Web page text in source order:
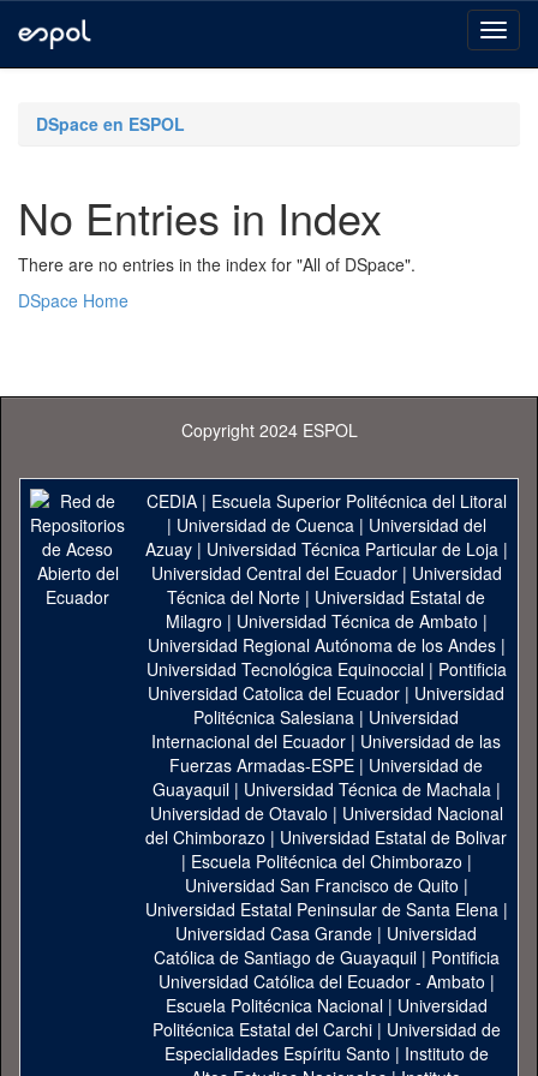
navigationDSpace en ESPOL
No Entries in Index
There are no entries in the index for "All of DSpace".
DSpace Home
Copyright 2024 ESPOL
CEDIA| Escuela Superior Politécnica del Litoral
| Universidad de Cuenca| Universidad del
Azuay| Universidad Técnica Particular de Loja|
Universidad Central del Ecuador| Universidad
Técnica del Norte | Universidad Estatal de
Milagro | Universidad Técnica de Ambato |
Universidad Regional Autónoma de los Andes|
Universidad Tecnológica Equinoccial| Pontificia
Universidad Catolica del Ecuador | Universidad
Politécnica Salesiana | Universidad
Internacional del Ecuador | Universidad de las
Fuerzas Armadas-ESPE | Universidad de
Guayaquil| Universidad Técnica de Machala|
Universidad de Otavalo | Universidad Nacional
del Chimborazo | Universidad Estatal de Bolivar
| Escuela Politécnica del Chimborazo |
Universidad San Francisco de Quito |
Universidad Estatal Peninsular de Santa Elena|
Universidad Casa Grande | Universidad
Católica de Santiago de Guayaquil| Pontificia
Universidad Católica del Ecuador - Ambato |
Escuela Politécnica Nacional| Universidad
Politécnica Estatal del Carchi| Universidad de
Especialidades Espíritu Santo | Instituto de